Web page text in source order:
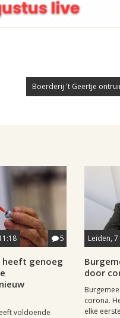
Boerderij 't Geertje
5
heeft genoeg
voldoende
Leiden,
door
corona.
elke